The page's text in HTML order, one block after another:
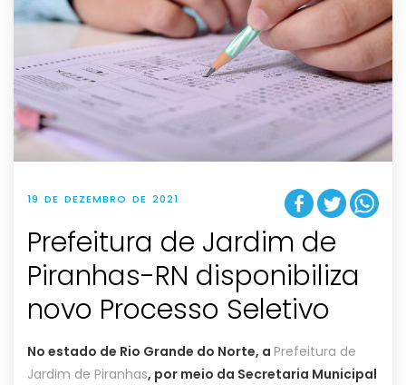
19 DE DEZEMBRO DE 2021
Prefeitura de Jardim de
Piranhas-RN disponibiliza
novo Processo Seletivo
No estado de Rio Grande do Norte, a Prefeitura de
Jardim de Piranhas, por meio da Secretaria Municipal